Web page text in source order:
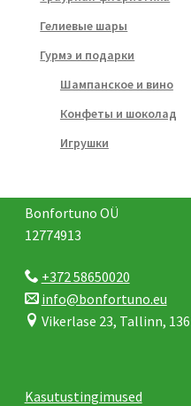
Гелиевые шары
Гурмэ и подарки
Шампанское и вино
Конфеты и шоколад
Игрушки
Bonfortuno OÜ
12774913
+372 58650020
info@bonfortuno.eu
Vikerlase 23, Tallinn,
Kasutustingimused